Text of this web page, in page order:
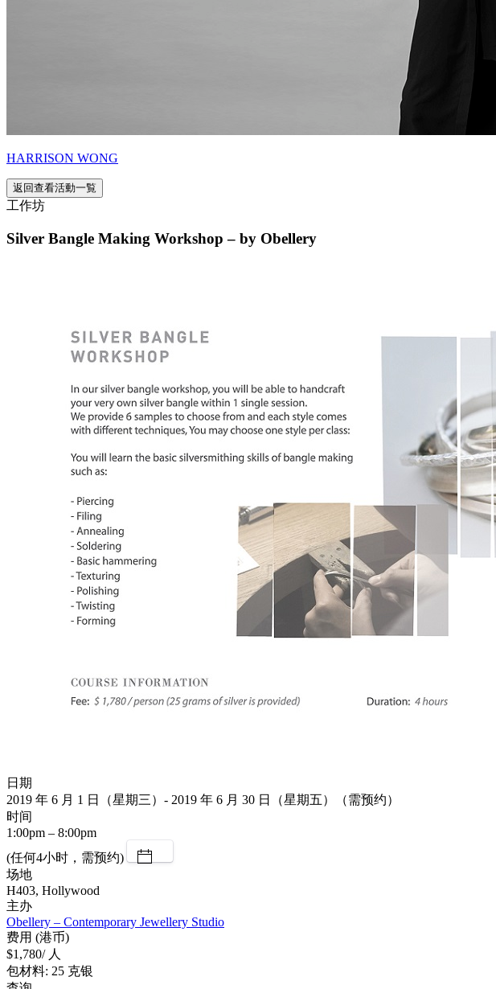
HARRISON WONG
返回查看活動一覧
工作坊
Silver Bangle Making Workshop – by Obellery
日期
2019 年 6 月 1 日（星期三）- 2019 年 6 月 30 日（星期五）（需预约）
时间
1:00pm – 8:00pm
(任何4小时，需预约)
场地
H403, Hollywood
主办
Obellery – Contemporary Jewellery Studio
费用 (港币)
$1,780/ 人
包材料: 25 克银